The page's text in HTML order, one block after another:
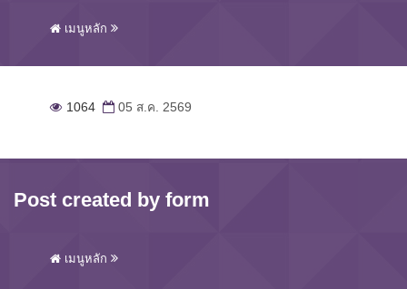
เมนูหลัก
1064 05 ส.ค. 2569
Post created by form
เมนูหลัก